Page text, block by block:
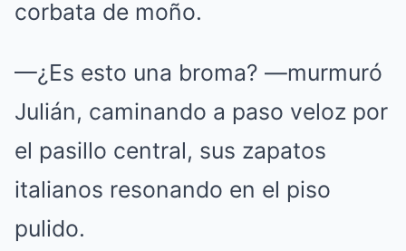
corbata de moño.
—¿Es esto una broma? —murmuró
Julián, caminando a paso veloz por
el pasillo central, sus zapatos
italianos resonando en el piso
pulido.